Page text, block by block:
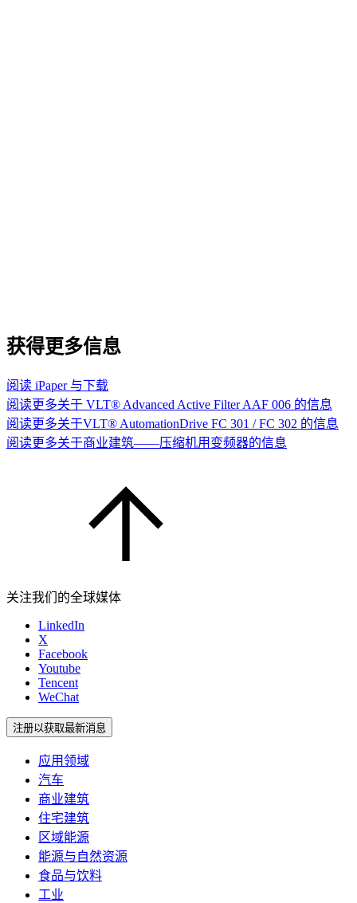
获得更多信息
阅读 iPaper 与下载
阅读更多关于 VLT® Advanced Active Filter AAF 006 的信息
阅读更多关于VLT® AutomationDrive FC 301 / FC 302 的信息
阅读更多关于商业建筑——压缩机用变频器的信息
关注我们的全球媒体
LinkedIn
X
Facebook
Youtube
Tencent
WeChat
注册以获取最新消息
应用领域
汽车
商业建筑
住宅建筑
区域能源
能源与自然资源
食品与饮料
工业